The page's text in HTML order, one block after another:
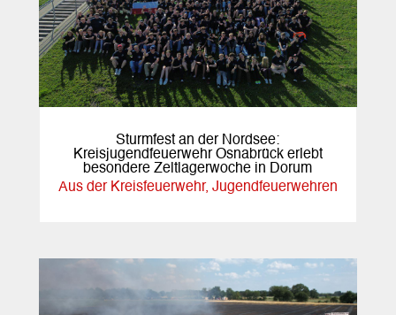
Sturmfest an der Nordsee:
Kreisjugendfeuerwehr Osnabrück erlebt
besondere Zeltlagerwoche in Dorum
Aus der Kreisfeuerwehr, Jugendfeuerwehren